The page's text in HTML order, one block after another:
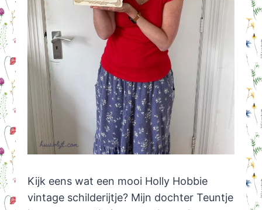
Kijk eens wat een mooi Holly Hobbie
vintage schilderijtje? Mijn dochter Teuntje